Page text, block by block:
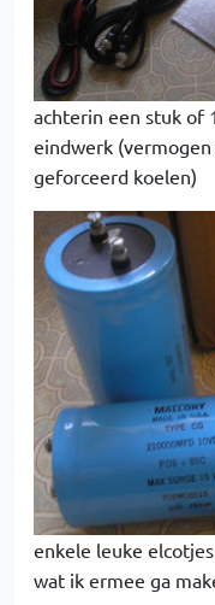
achterin een stuk of
eindwerk
geforceerd koelen)
enkele leuke
wat ik ermee ga